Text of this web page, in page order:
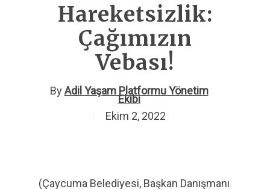
Hareketsizlik:
Çağımızın
Vebası!
By Adil Yaşam Platformu Yönetim
Ekibi
Ekim 2, 2022
(Çaycuma Belediyesi, Başkan Danışmanı